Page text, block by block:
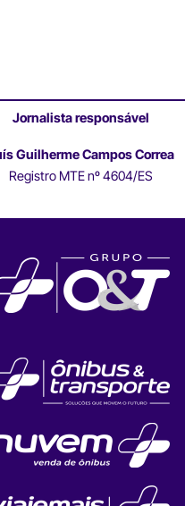
Jornalista responsável
Guilherme Campos Correa
Registro MTE nº 4604/ES